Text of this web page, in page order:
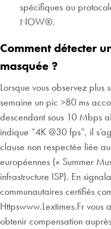
spécifiques au
NOW®.
Comment détecter
masquée ?
Lorsque vous observez plus
semaine un pic >80 ms
descendant sous 10 Mbps
indique “4K @30 fps”, il
clause non respectée liée
européennes (« Summer
infrastructure ISP). En
communautaires certifiés
Httpswww.Lextimes.Fr vous
obtenir compensation